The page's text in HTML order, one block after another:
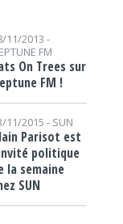
11/2013 -
FM
On Trees sur
FM !
11/2015 - SUN
Parisot est
politique
la semaine
SUN